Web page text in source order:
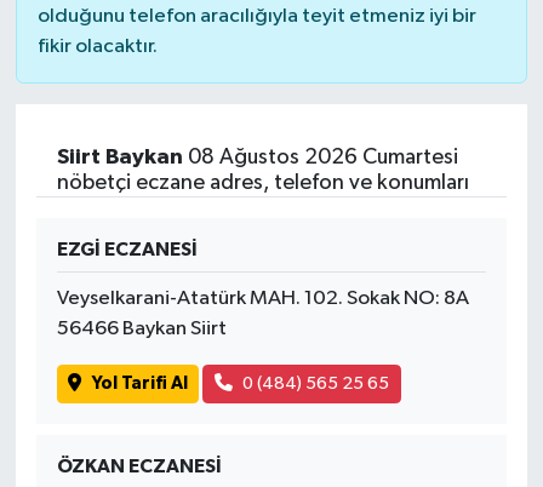
olduğunu telefon aracılığıyla teyit etmeniz iyi bir
fikir olacaktır.
Siirt Baykan 08 Ağustos 2026 Cumartesi
nöbetçi eczane adres, telefon ve konumları
EZGİ ECZANESİ
Veyselkarani-Atatürk MAH. 102. Sokak NO: 8A
56466 Baykan Siirt
Yol Tarifi Al 0 (484) 565 25 65
ÖZKAN ECZANESİ